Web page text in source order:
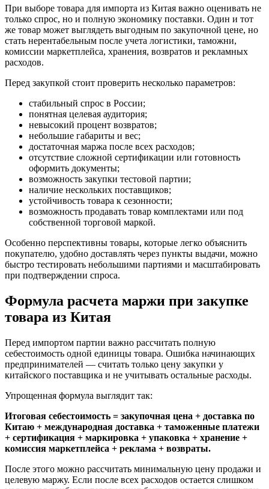
При выборе товара для импорта из Китая важно оценивать не
только спрос, но и полную экономику поставки. Один и тот
же товар может выглядеть выгодным по закупочной цене, но
стать нерентабельным после учета логистики, таможни,
комиссии маркетплейса, хранения, возвратов и рекламных
расходов.
Перед закупкой стоит проверить несколько параметров:
стабильный спрос в России;
понятная целевая аудитория;
невысокий процент возвратов;
небольшие габариты и вес;
достаточная маржа после всех расходов;
отсутствие сложной сертификации или готовность
оформить документы;
возможность закупки тестовой партии;
наличие нескольких поставщиков;
устойчивость товара к сезонности;
возможность продавать товар комплектами или под
собственной торговой маркой.
Особенно перспективны товары, которые легко объяснить
покупателю, удобно доставлять через пункты выдачи, можно
быстро тестировать небольшими партиями и масштабировать
при подтверждении спроса.
Формула расчета маржи при закупке
товара из Китая
Перед импортом партии важно рассчитать полную
себестоимость одной единицы товара. Ошибка начинающих
предпринимателей — считать только цену закупки у
китайского поставщика и не учитывать остальные расходы.
Упрощенная формула выглядит так:
Итоговая себестоимость = закупочная цена + доставка по
Китаю + международная доставка + таможенные платежи
+ сертификация + маркировка + упаковка + хранение +
комиссия маркетплейса + реклама + возвраты.
После этого можно рассчитать минимальную цену продажи и
целевую маржу. Если после всех расходов остается слишком